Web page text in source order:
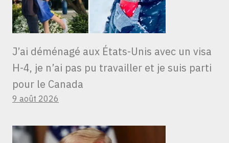
J’ai déménagé aux États-Unis avec un visa
H-4, je n’ai pas pu travailler et je suis parti
pour le Canada
9 août 2026